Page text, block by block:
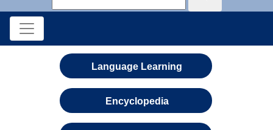
Language Learning
Encyclopedia